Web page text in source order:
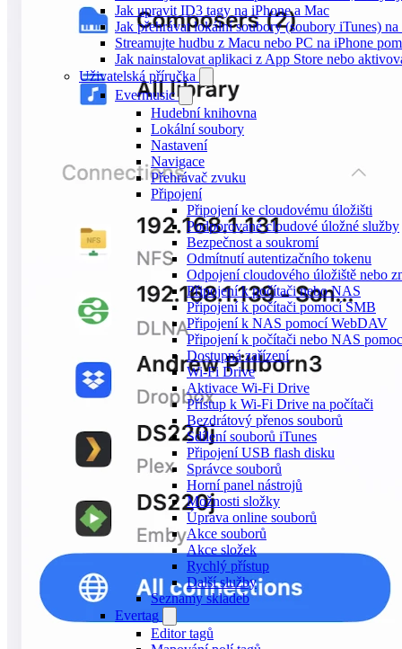
Jak upravit ID3 tagy na iPhone a Mac
Jak přehrávat lokální soubory (soubory iTunes)
Streamujte hudbu z Macu nebo PC na iPhone
Jak nainstalovat aplikaci z App Store nebo
Uživatelská příručka
Evermusic
Hudební knihovna
Lokální soubory
Nastavení
Navigace
Přehrávač zvuku
Připojení
Připojení ke cloudovému úložišti
Podporované cloudové úložné služby
Bezpečnost a soukromí
Odmítnutí autentizačního tokenu
Odpojení cloudového úložiště nebo
Připojení k počítači nebo NAS
Připojení k počítači pomocí SMB
Připojení k NAS pomocí WebDAV
Připojení k počítači nebo NAS
Dostupná zařízení
Wi-Fi Drive
Aktivace Wi-Fi Drive
Přístup k Wi-Fi Drive na počítači
Bezdrátový přenos souborů
Sdílení souborů iTunes
Připojení USB flash disku
Správce souborů
Horní panel nástrojů
Možnosti složky
Úprava online souborů
Akce souborů
Akce složek
Rychlý přístup
Další služby
Seznamy skladeb
Evertag
Editor tagů